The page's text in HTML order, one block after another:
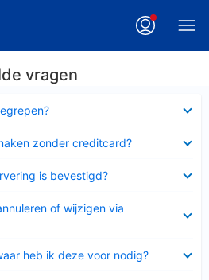
vragen
zonder creditcard?
is bevestigd?
of wijzigen via
heb ik deze voor nodig?